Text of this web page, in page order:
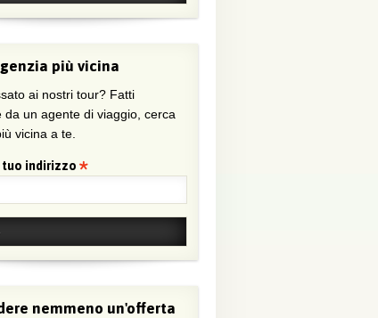
più vicina
ai nostri tour? Fatti
da un agente di viaggio, cerca
vicina a te.
tuo indirizzo
nemmeno un'offerta